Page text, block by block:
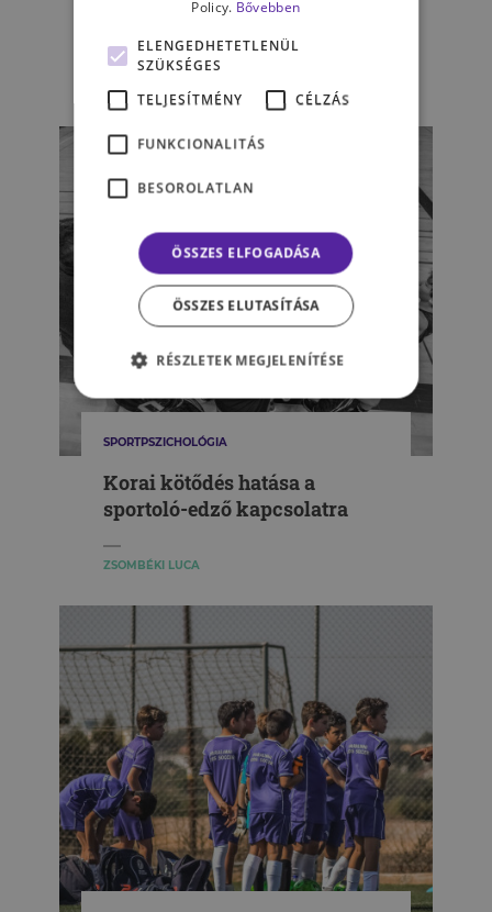
SPORTPSZICHOLÓGIA
Korai kötődés hatása a
sportoló-edző kapcsolatra
ZSOMBÉKI LUCA
Policy. Bővebben
ELENGEDHETETLENÜL
SZÜKSÉGES
TELJESÍTMÉNY
CÉLZÁS
FUNKCIONALITÁS
BESOROLATLAN
ÖSSZES ELFOGADÁSA
ÖSSZES ELUTASÍTÁSA
RÉSZLETEK MEGJELENÍTÉSE